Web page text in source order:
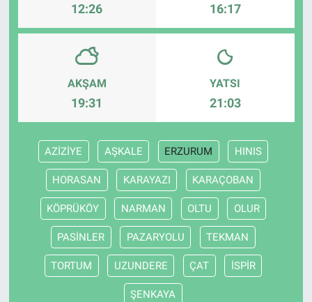
12:26 16:17
AKŞAM
19:31
YATSI
21:03
AZİZİYE AŞKALE ERZURUM HINIS
HORASAN KARAYAZI KARAÇOBAN
KÖPRÜKÖY NARMAN OLTU OLUR
PASİNLER PAZARYOLU TEKMAN
TORTUM UZUNDERE ÇAT İSPİR
ŞENKAYA